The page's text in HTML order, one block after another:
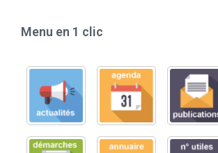
Menu en 1 clic